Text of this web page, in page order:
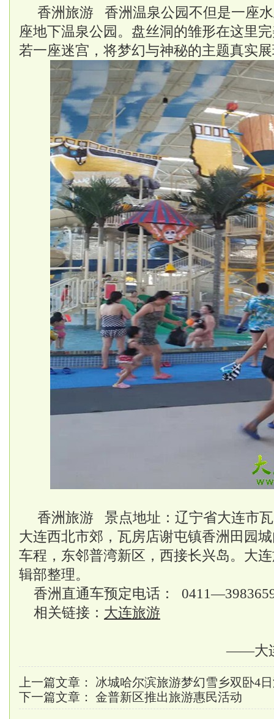
香洲旅游 香洲温泉公园不但是一座
座地下温泉公园。盘丝洞的雏形在这里
若一座迷宫，将梦幻与神秘的主题真实
香洲旅游 景点地址：辽宁省大连市
大连西北市郊，瓦房店谢屯镇香洲田园
车程，东邻普湾新区，西接长兴岛。 大
辑部整理。
香洲直通车预定电话：
相关链接： 大连旅游
——大
上一篇文章： 冰城哈尔滨旅游梦幻雪乡双卧4
下一篇文章： 金普新区推出旅游惠民活动